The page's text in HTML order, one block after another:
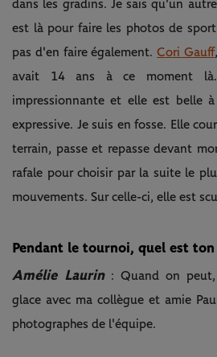
dans les gradins. Je sais qu'un
est là pour faire les photos de
pas d'en faire également.Cori Gauff
avait 14 ans à ce moment là.
impressionnante et elle est belle
expressive. Je suis en fosse. Elle
terrain, passe et repasse devant
rafale pour choisir par la suite le
mouvements. Sur celle-ci, elle est
Pendant le tournoi, quel est
Amélie Laurin : Quand on
glace avec ma collègue et amie
photographes de l'équipe.